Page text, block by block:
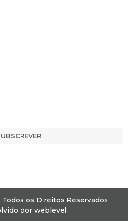
os Direitos Reservados
por weblevel